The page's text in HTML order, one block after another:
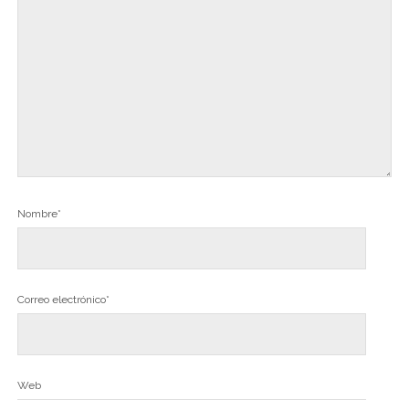
Nombre*
Correo electrónico*
Web